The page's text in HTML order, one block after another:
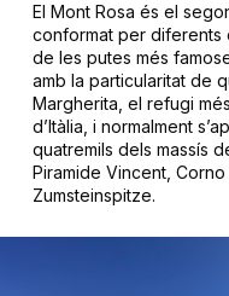
El Mont Rosa és el
conformat per diferents
de les putes més
amb la particularitat de
Margherita, el refugi
d’Itàlia, i normalment
quatremils dels massís
Piramide Vincent,
Zumsteinspitze.